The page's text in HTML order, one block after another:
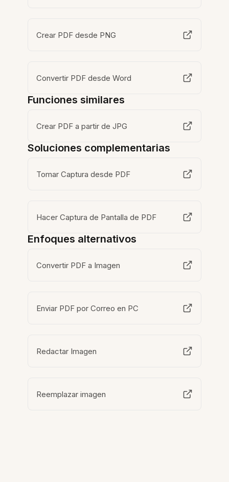
Crear PDF desde PNG
Convertir PDF desde Word
Funciones similares
Crear PDF a partir de JPG
Soluciones complementarias
Tomar Captura desde PDF
Hacer Captura de Pantalla de PDF
Enfoques alternativos
Convertir PDF a Imagen
Enviar PDF por Correo en PC
Redactar Imagen
Reemplazar imagen